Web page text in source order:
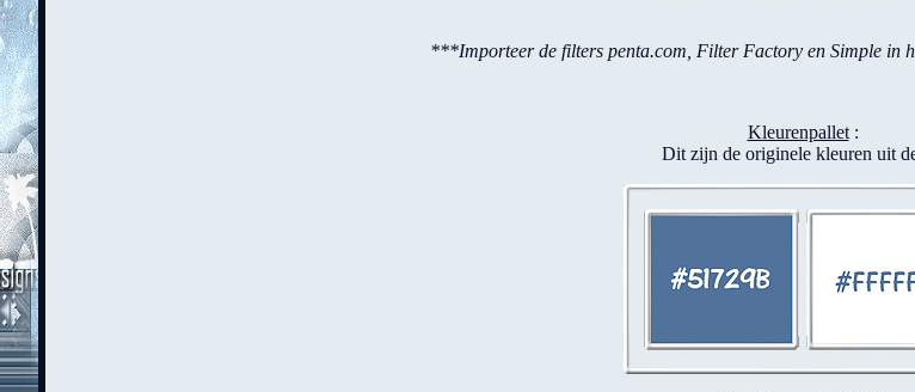
***Importeer de filters penta.com, Filter Factory en Simple
Kleurenpallet:
Dit zijn de originele kleuren uit